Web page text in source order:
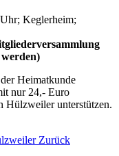
Keglerheim;
Heimatkunde
nur 24,- Euro
Hülzweiler unterstützen.
Zurück